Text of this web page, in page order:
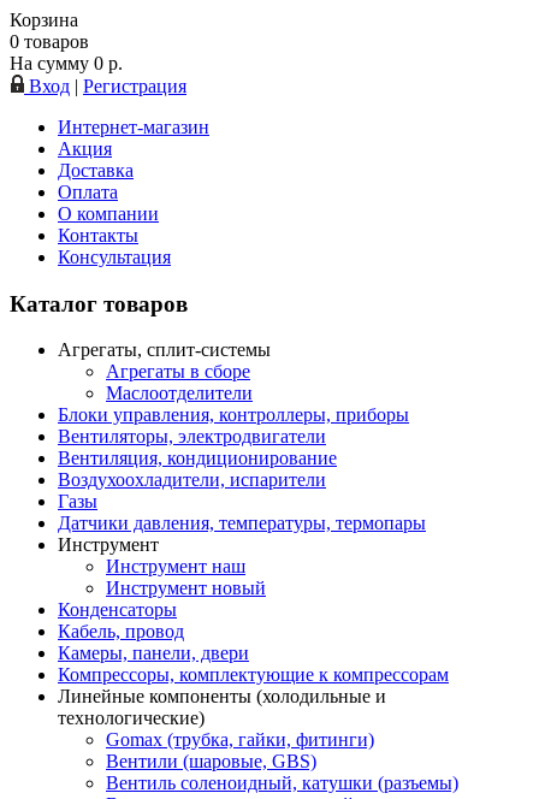
Корзина
0 товаров
На сумму 0 р.
Вход | Регистрация
Интернет-магазин
Акция
Доставка
Оплата
О компании
Контакты
Консультация
Каталог товаров
Агрегаты, сплит-системы
Агрегаты в сборе
Маслоотделители
Блоки управления, контроллеры, приборы
Вентиляторы, электродвигатели
Вентиляция, кондиционирование
Воздухоохладители, испарители
Газы
Датчики давления, температуры, термопары
Инструмент
Инструмент наш
Инструмент новый
Конденсаторы
Кабель, провод
Камеры, панели, двери
Компрессоры, комплектующие к компрессорам
Линейные компоненты (холодильные и
технологические)
Gomax (трубка, гайки, фитинги)
Вентили (шаровые, GBS)
Вентиль соленоидный, катушки (разъемы)